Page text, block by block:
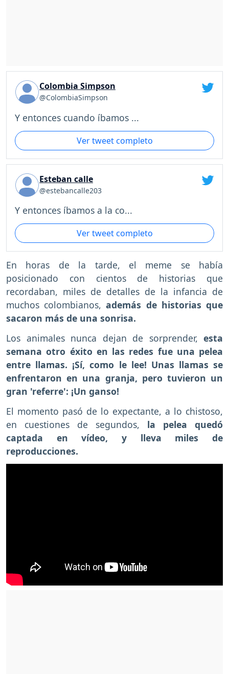
Colombia Simpson
@ColombiaSimpson
Y entonces cuando íbamos ...
Ver tweet completo
Esteban calle
@estebancalle203
Y entonces íbamos a la co...
Ver tweet completo
En horas de la tarde, el meme se había
posicionado con cientos de historias que
recordaban, miles de detalles de la infancia de
muchos colombianos,además de historias que
sacaron más de una sonrisa.
Los animales nunca dejan de sorprender, esta
semana otro éxito en las redes fue una pelea
entre llamas. ¡Sí, como le lee! Unas llamas se
enfrentaron en una granja, pero tuvieron un
gran 'referre': ¡Un ganso!
El momento pasó de lo expectante, a lo chistoso,
en cuestiones de segundos, la pelea quedó
captada en vídeo, y lleva miles de
reproducciones.